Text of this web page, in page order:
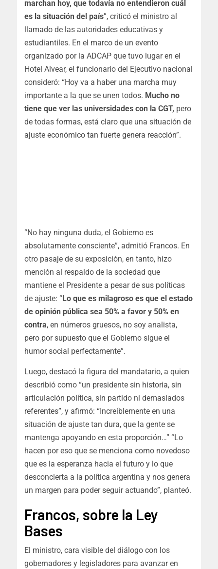
marchan hoy, que todavía no entendieron cuál
es la situación del país”, criticó el ministro al
llamado de las autoridades educativas y
estudiantiles. En el marco de un evento
organizado por la ADCAP que tuvo lugar en el
Hotel Alvear, el funcionario del Ejecutivo nacional
consideró: “Hoy va a haber una marcha muy
importante a la que se unen todos. Mucho no
tiene que ver las universidades con la CGT, pero
de todas formas, está claro que una situación de
ajuste económico tan fuerte genera reacción”.
“No hay ninguna duda, el Gobierno es
absolutamente consciente”, admitió Francos. En
otro pasaje de su exposición, en tanto, hizo
mención al respaldo de la sociedad que
mantiene el Presidente a pesar de sus políticas
de ajuste: “Lo que es milagroso es que el estado
de opinión pública sea 50% a favor y 50% en
contra, en números gruesos, no soy analista,
pero por supuesto que el Gobierno sigue el
humor social perfectamente”.
Luego, destacó la figura del mandatario, a quien
describió como “un presidente sin historia, sin
articulación política, sin partido ni demasiados
referentes”, y afirmó: “Increíblemente en una
situación de ajuste tan dura, que la gente se
mantenga apoyando en esta proporción…” “Lo
hacen por eso que se menciona como novedoso
que es la esperanza hacia el futuro y lo que
desconcierta a la política argentina y nos genera
un margen para poder seguir actuando”, planteó.
Francos, sobre la Ley
Bases
El ministro, cara visible del diálogo con los
gobernadores y legisladores para avanzar en